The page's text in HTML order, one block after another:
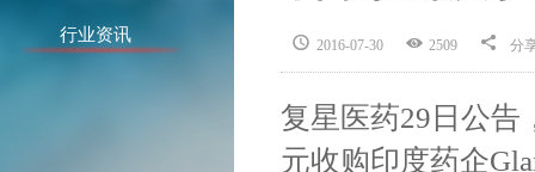
行业资讯  2016-07-30  2509  分
复星医药29日公告
元收购印度药企